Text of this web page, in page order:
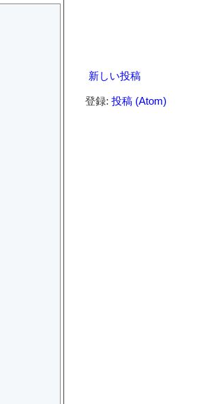
新しい投稿
登録: 投稿 (Atom)